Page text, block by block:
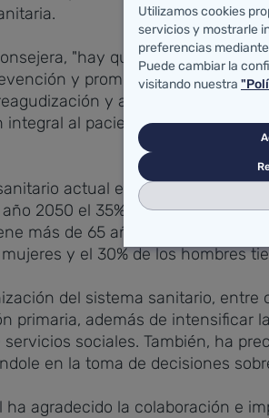
"hay que abandonar el
y promoción de la salud,
y abordar a tiempo
al paciente y, en la
actual es una obligación
2050 el 35% de la población
más de 65 años y el 7,3%
y el 30% de los hombres
del sistema sanitario,
primaria, además de intensificar
sociales. También, ha
en la toma de decisiones
agradecido la colaboración e
Utilizamos cookies
servicios y mostrarle
preferencias
Puede cambiar la
visitando nuestra